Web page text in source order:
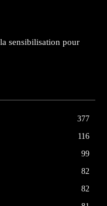
sensibilisation pour
377
116
99
82
82